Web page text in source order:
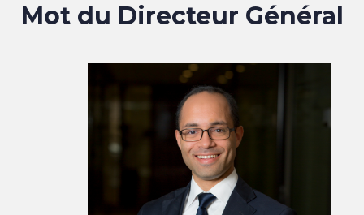
Mot du Directeur Général